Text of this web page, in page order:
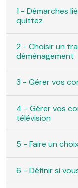
1 - Démarches
quittez
2 - Choisir un
déménagement
3 - Gérer vos
4 - Gérer vos
télévision
5 - Faire un
6 - Définir si